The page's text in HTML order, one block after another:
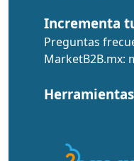
Incrementa
Preguntas
MarketB2B.mx:
Herramientas